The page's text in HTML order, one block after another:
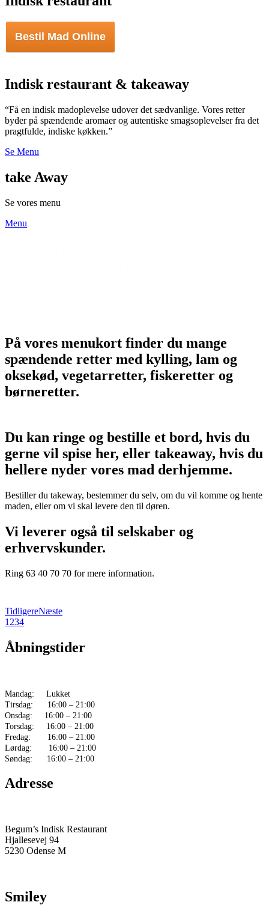
Bestil Mad Online
Indisk restaurant & takeaway
“Få en indisk madoplevelse udover det sædvanlige. Vores retter
byder på spændende aromaer og autentiske smagsoplevelser fra det
pragtfulde, indiske køkken.”
Se Menu
take Away
Se vores menu
Menu
Du kan ringe og bestille et bord, hvis du
gerne vil spise her, eller takeaway, hvis du
hellere nyder vores mad derhjemme.
Vi leverer også til selskaber og
erhvervskunder.
Ring 63 40 70 70 for mere information.
1 23 4
Åbningstider
Tirsdag: 16:00 – 21:00
Onsdag: 16:00 – 21:00
Fredag: 16:00 – 21:00
Lørdag: 16:00 – 21:00
Adresse
Begum’s Indisk Restaurant
Hjallesevej 94
5230 Odense M